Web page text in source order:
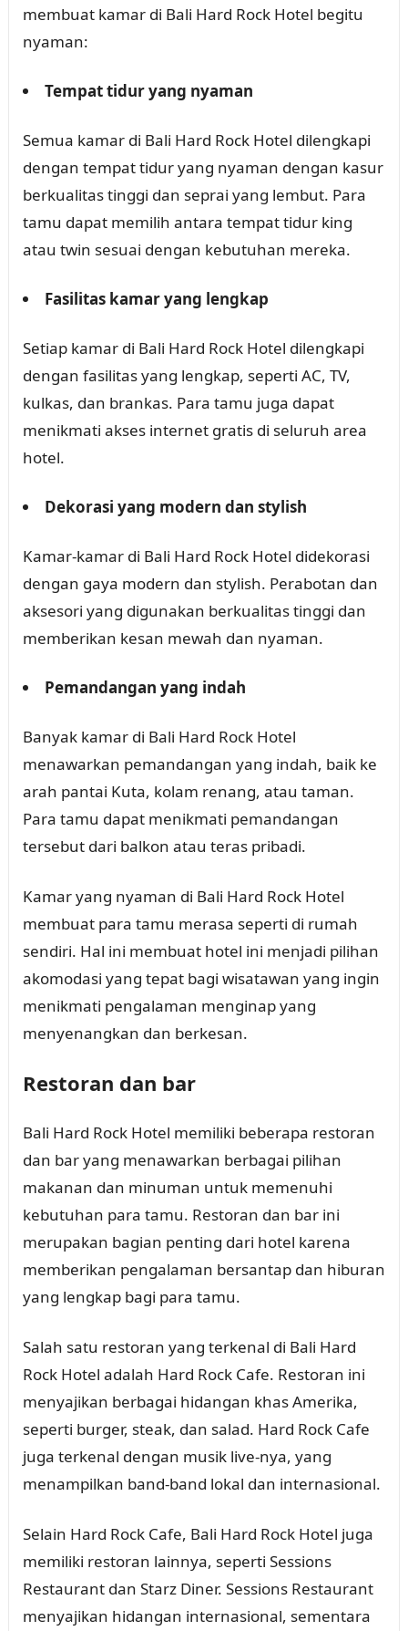
membuat kamar di Bali Hard Rock Hotel begitu
nyaman:
Tempat tidur yang nyaman
Semua kamar di Bali Hard Rock Hotel dilengkapi
dengan tempat tidur yang nyaman dengan kasur
berkualitas tinggi dan seprai yang lembut. Para
tamu dapat memilih antara tempat tidur king
atau twin sesuai dengan kebutuhan mereka.
Fasilitas kamar yang lengkap
Setiap kamar di Bali Hard Rock Hotel dilengkapi
dengan fasilitas yang lengkap, seperti AC, TV,
kulkas, dan brankas. Para tamu juga dapat
menikmati akses internet gratis di seluruh area
hotel.
Dekorasi yang modern dan stylish
Kamar-kamar di Bali Hard Rock Hotel didekorasi
dengan gaya modern dan stylish. Perabotan dan
aksesori yang digunakan berkualitas tinggi dan
memberikan kesan mewah dan nyaman.
Pemandangan yang indah
Banyak kamar di Bali Hard Rock Hotel
menawarkan pemandangan yang indah, baik ke
arah pantai Kuta, kolam renang, atau taman.
Para tamu dapat menikmati pemandangan
tersebut dari balkon atau teras pribadi.
Kamar yang nyaman di Bali Hard Rock Hotel
membuat para tamu merasa seperti di rumah
sendiri. Hal ini membuat hotel ini menjadi pilihan
akomodasi yang tepat bagi wisatawan yang ingin
menikmati pengalaman menginap yang
menyenangkan dan berkesan.
Restoran dan bar
Bali Hard Rock Hotel memiliki beberapa restoran
dan bar yang menawarkan berbagai pilihan
makanan dan minuman untuk memenuhi
kebutuhan para tamu. Restoran dan bar ini
merupakan bagian penting dari hotel karena
memberikan pengalaman bersantap dan hiburan
yang lengkap bagi para tamu.
Salah satu restoran yang terkenal di Bali Hard
Rock Hotel adalah Hard Rock Cafe. Restoran ini
menyajikan berbagai hidangan khas Amerika,
seperti burger, steak, dan salad. Hard Rock Cafe
juga terkenal dengan musik live-nya, yang
menampilkan band-band lokal dan internasional.
Selain Hard Rock Cafe, Bali Hard Rock Hotel juga
memiliki restoran lainnya, seperti Sessions
Restaurant dan Starz Diner. Sessions Restaurant
menyajikan hidangan internasional, sementara